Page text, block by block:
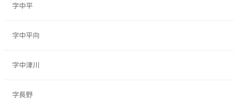
字中平
字中平向
字中津川
字長野